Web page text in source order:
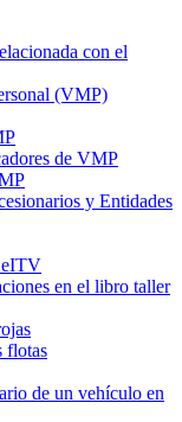
con el
(VMP)
de VMP
y Entidades
eITV
en el libro taller
flotas
de un vehículo en